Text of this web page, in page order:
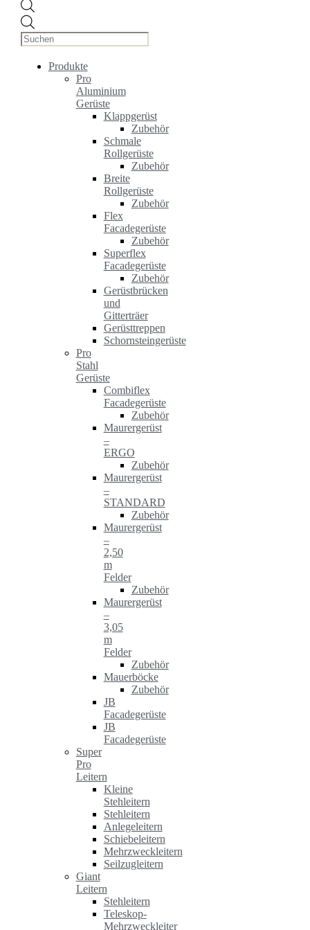
search
Produkte
Pro
Aluminium
Gerüste
Klappgerüst
Zubehör
Schmale
Rollgerüste
Zubehör
Breite
Rollgerüste
Zubehör
Flex
Facadegerüste
Zubehör
Superflex
Facadegerüste
Zubehör
Gerüstbrücken
und
Gitterträer
Gerüsttreppen
Schornsteingerüste
Pro
Stahl
Gerüste
Combiflex
Facadegerüste
Zubehör
Maurergerüst
–
ERGO
Zubehör
Maurergerüst
–
STANDARD
Zubehör
Maurergerüst
–
2,50
m
Felder
Zubehör
Maurergerüst
–
3,05
m
Felder
Zubehör
Mauerböcke
Zubehör
JB
Facadegerüste
JB
Facadegerüste
Super
Pro
Leitern
Kleine
Stehleitern
Stehleitern
Anlegeleitern
Schiebeleitern
Mehrzweckleitern
Seilzugleitern
Giant
Leitern
Stehleitern
Teleskop-
Mehrzweckleiter